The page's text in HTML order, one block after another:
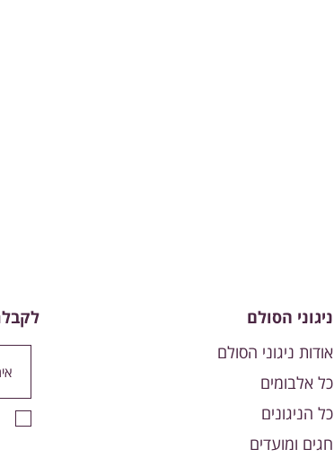
ניגוני הסולם
אודות ניגוני הסולם
כל אלבומים
כל הניגונים
חגים ומועדים